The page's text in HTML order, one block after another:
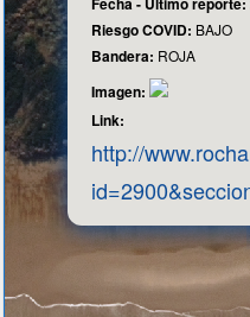
Riesgo COVID: BAJO
Bandera: ROJA
Imagen:
Link:
http://